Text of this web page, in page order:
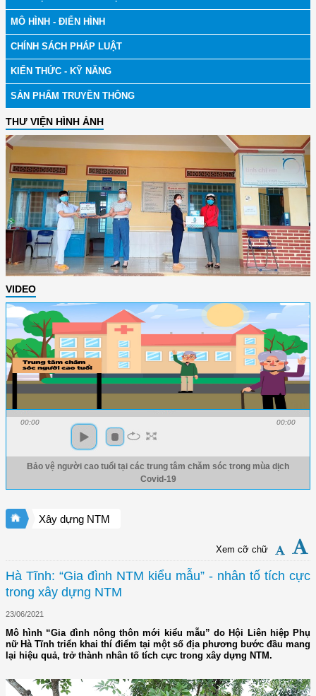
MÔ HÌNH - ĐIỂN HÌNH
CHÍNH SÁCH PHÁP LUẬT
KIẾN THỨC - KỸ NĂNG
SẢN PHẨM TRUYỀN THÔNG
THƯ VIỆN HÌNH ẢNH
VIDEO
00:00 00:00
Bảo vệ người cao tuổi tại các trung tâm chăm sóc trong mùa dịch
Covid-19
Xây dựng NTM
Xem cỡ chữ
Hà Tĩnh: “Gia đình NTM kiểu mẫu” - nhân tố tích cực
trong xây dựng NTM
23/06/2021
Mô hình “Gia đình nông thôn mới kiểu mẫu” do Hội Liên hiệp Phụ
nữ Hà Tĩnh triển khai thí điểm tại một số địa phương bước đầu mang
lại hiệu quả, trở thành nhân tố tích cực trong xây dựng NTM.